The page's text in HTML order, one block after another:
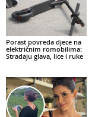
Porast povreda djece na
električnim romobilima:
Stradaju glava, lice i ruke